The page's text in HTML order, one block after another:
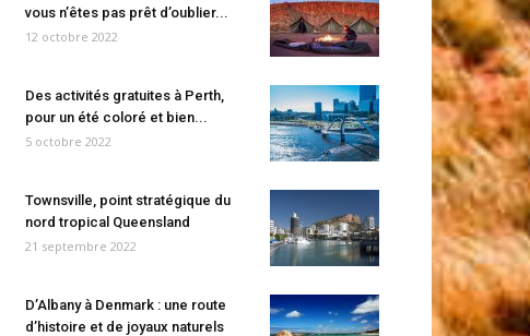
vous n’êtes pas prêt d’oublier...
12 octobre 2022
Des activités gratuites à Perth,
pour un été coloré et bien...
5 octobre 2022
Townsville, point stratégique du
nord tropical Queensland
21 septembre 2022
D’Albany à Denmark : une route
d’histoire et de joyaux naturels